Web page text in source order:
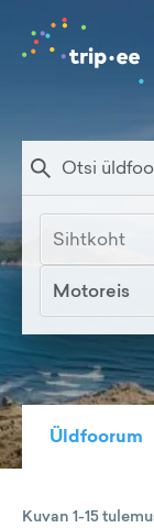
Sihtkoht
Motoreis
Üldfoorum
Kuvan 1-15